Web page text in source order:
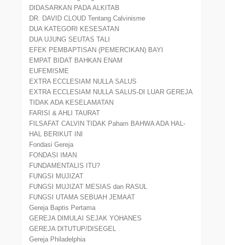
DIDASARKAN PADA ALKITAB
DR. DAVID CLOUD Tentang Calvinisme
DUA KATEGORI KESESATAN
DUA UJUNG SEUTAS TALI
EFEK PEMBAPTISAN (PEMERCIKAN) BAYI
EMPAT BIDAT BAHKAN ENAM
EUFEMISME
EXTRA ECCLESIAM NULLA SALUS
EXTRA ECCLESIAM NULLA SALUS-DI LUAR GEREJA
TIDAK ADA KESELAMATAN
FARISI & AHLI TAURAT
FILSAFAT CALVIN TIDAK Paham BAHWA ADA HAL-
HAL BERIKUT INI
Fondasi Gereja
FONDASI IMAN
FUNDAMENTALIS ITU?
FUNGSI MUJIZAT
FUNGSI MUJIZAT MESIAS dan RASUL
FUNGSI UTAMA SEBUAH JEMAAT
Gereja Baptis Pertama
GEREJA DIMULAI SEJAK YOHANES
GEREJA DITUTUP/DISEGEL
Gereja Philadelphia